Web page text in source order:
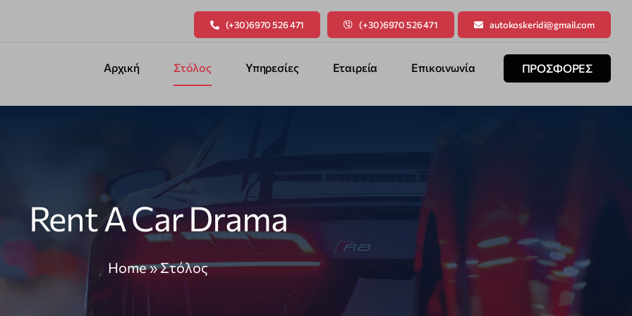
(+30)6970 526 471 (+30)6970 526 471 autokoskeridi@gmail.com
Αρχική Στόλος Υπηρεσίες Εταιρεία Επικοινωνία ΠΡΟΣΦΟΡΕΣ
Rent A Car Drama
Home»Στόλος